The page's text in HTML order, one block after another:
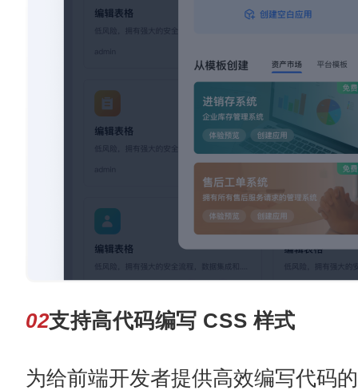
02支持高代码编写 CSS 样式
为给前端开发者提供高效编写代码